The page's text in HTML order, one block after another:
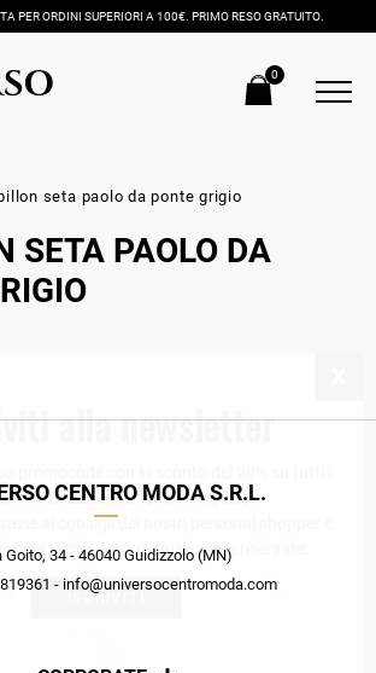
PER ORDINI SUPERIORI A 100€. PRIMO RESO GRATUITO.
0
seta paolo da ponte grigio
SETA PAOLO DA
CENTRO MODA S.R.L.
Goito, 34 - 46040 Guidizzolo (MN)
- info@universocentromoda.com
alla newsletter
utilizzabile anche in negozio!
ai consigli dei nostri personal shopper e
le offerte in esclusiva a te riservate.
ISCRIVITI